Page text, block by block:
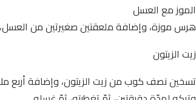
الموز مع العسل
هرس موزة، وإضافة ملعقتين صغيرتين من
زيت الزيتون
تسخين نصف كوب من زيت الزيتون، وإضافة أربع